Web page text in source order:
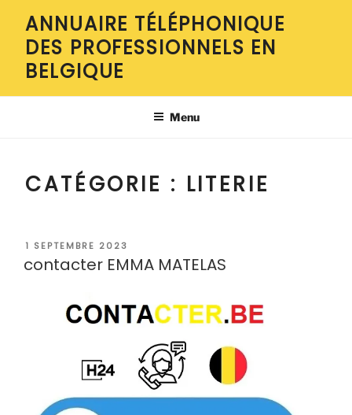
contenu
principal
ANNUAIRE TÉLÉPHONIQUE
DES PROFESSIONNELS EN
BELGIQUE
Menu
CATÉGORIE : LITERIE
PUBLIÉ
1 SEPTEMBRE 2023
contacter EMMA MATELAS